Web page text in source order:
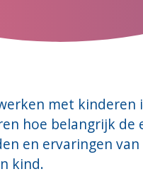
met kinderen
hoe belangrijk de
en ervaringen
kind.